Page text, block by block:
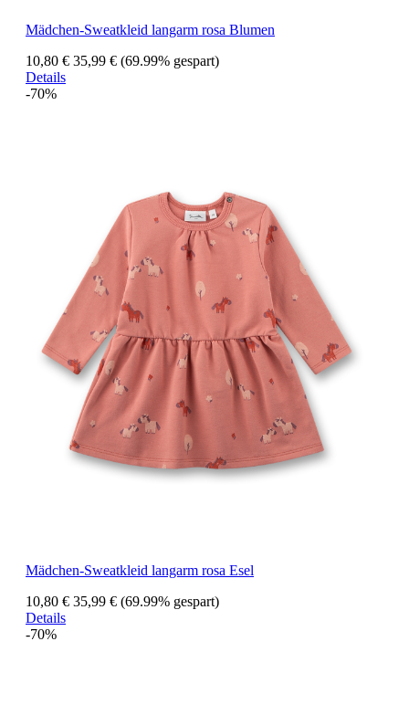
Mädchen-Sweatkleid langarm rosa Blumen
10,80 € 35,99 € (69.99% gespart)
Details
-70%
Mädchen-Sweatkleid langarm rosa Esel
10,80 € 35,99 € (69.99% gespart)
Details
-70%